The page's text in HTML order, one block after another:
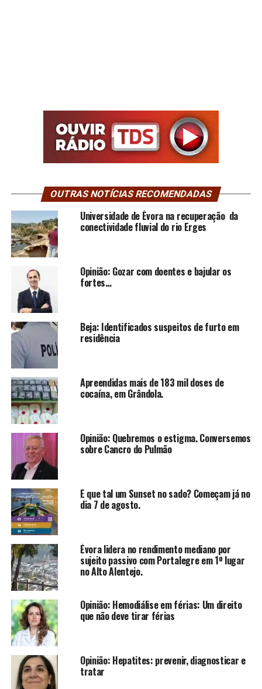
OUTRAS NOTÍCIAS RECOMENDADAS
Universidade de Évora na recuperação da
conectividade fluvial do rio Erges
Opinião: Gozar com doentes e bajular os
fortes…
Beja: Identificados suspeitos de furto em
residência
Apreendidas mais de 183 mil doses de
cocaína, em Grândola.
Opinião: Quebremos o estigma. Conversemos
sobre Cancro do Pulmão
E que tal um Sunset no sado? Começam já no
dia 7 de agosto.
Évora lidera no rendimento mediano por
sujeito passivo com Portalegre em 1º lugar
no Alto Alentejo.
Opinião: Hemodiálise em férias: Um direito
que não deve tirar férias
Opinião: Hepatites: prevenir, diagnosticar e
tratar